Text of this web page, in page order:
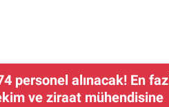
personel alınacak! En
ve ziraat mühendisine